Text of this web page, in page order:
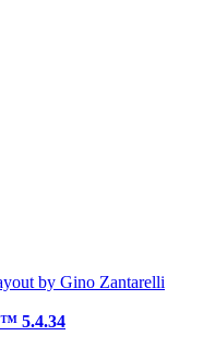
by Gino Zantarelli
5.4.34